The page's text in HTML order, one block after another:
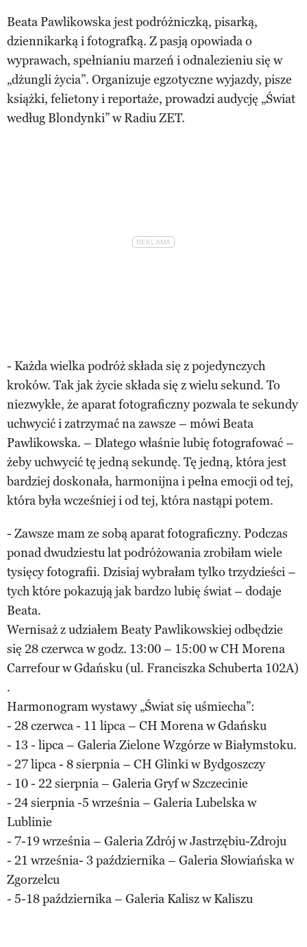
Beata Pawlikowska jest podróżniczką, pisarką,
dziennikarką i fotografką. Z pasją opowiada o
wyprawach, spełnianiu marzeń i odnalezieniu się w
„dżungli życia”. Organizuje egzotyczne wyjazdy, pisze
książki, felietony i reportaże, prowadzi audycję „Świat
według Blondynki” w Radiu ZET.
- Każda wielka podróż składa się z pojedynczych
kroków. Tak jak życie składa się z wielu sekund. To
niezwykłe, że aparat fotograficzny pozwala te sekundy
uchwycić i zatrzymać na zawsze – mówi Beata
Pawlikowska. – Dlatego właśnie lubię fotografować –
żeby uchwycić tę jedną sekundę. Tę jedną, która jest
bardziej doskonała, harmonijna i pełna emocji od tej,
która była wcześniej i od tej, która nastąpi potem.
- Zawsze mam ze sobą aparat fotograficzny. Podczas
ponad dwudziestu lat podróżowania zrobiłam wiele
tysięcy fotografii. Dzisiaj wybrałam tylko trzydzieści –
tych które pokazują jak bardzo lubię świat – dodaje
Beata.
Wernisaż z udziałem Beaty Pawlikowskiej odbędzie
się 28 czerwca w godz. 13:00 – 15:00 w CH Morena
Carrefour w Gdańsku (ul. Franciszka Schuberta 102A)
.
Harmonogram wystawy „Świat się uśmiecha”:
- 28 czerwca - 11 lipca – CH Morena w Gdańsku
- 13 - lipca – Galeria Zielone Wzgórze w Białymstoku.
- 27 lipca - 8 sierpnia – CH Glinki w Bydgoszczy
- 10 - 22 sierpnia – Galeria Gryf w Szczecinie
- 24 sierpnia -5 września – Galeria Lubelska w
Lublinie
- 7-19 września – Galeria Zdrój w Jastrzębiu-Zdroju
- 21 września- 3 października – Galeria Słowiańska w
Zgorzelcu
- 5-18 października – Galeria Kalisz w Kaliszu